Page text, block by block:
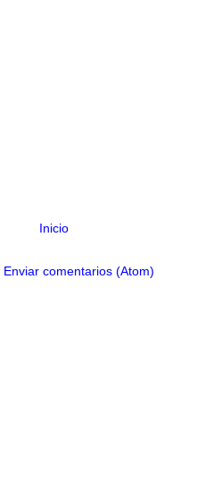
Inicio
Enviar comentarios (Atom)